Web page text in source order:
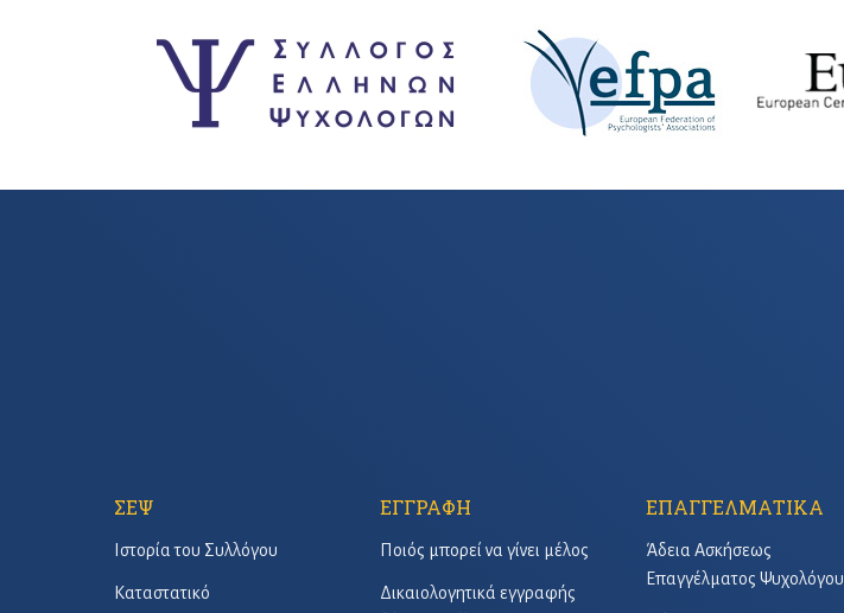
ΣΕΨ
Ιστορία του Συλλόγου
Καταστατικό
ΕΓΓΡΑΦΗ
Ποιός μπορεί να γίνει μέλος
Δικαιολογητικά εγγραφής
ΕΠΑΓΓΕΛΜΑΤΙΚΑ
Άδεια Ασκήσεως
Επαγγέλματος Ψυχολόγου